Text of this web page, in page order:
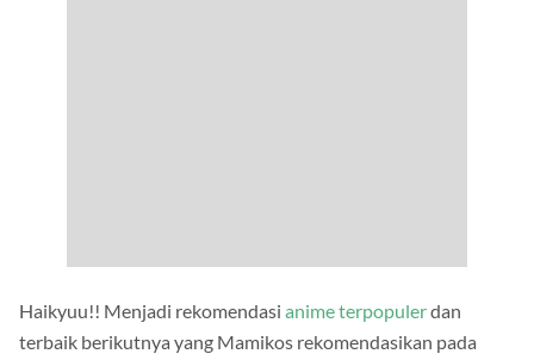
Haikyuu!! Menjadi rekomendasi anime terpopulerdan
terbaik berikutnya yang Mamikos rekomendasikan pada